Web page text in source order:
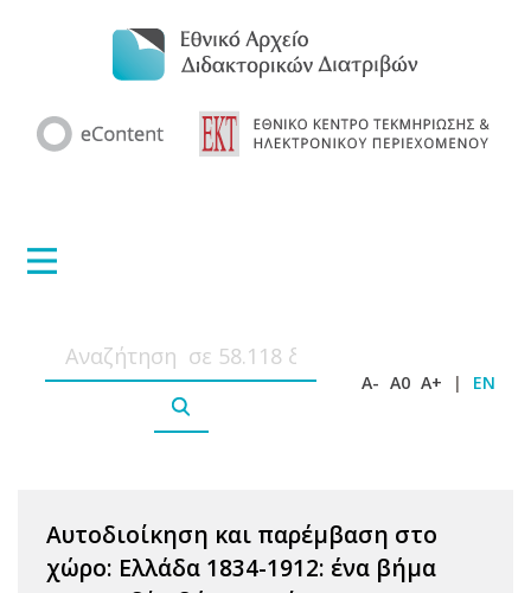
A- A0 A+ | EN
Αυτοδιοίκηση και παρέμβαση στο
χώρο: Ελλάδα 1834-1912: ένα βήμα